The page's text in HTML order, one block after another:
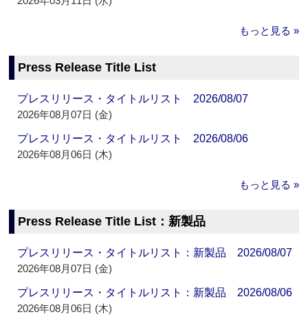
もっと見る »
Press Release Title List
プレスリリース・タイトルリスト 2026/08/07
2026年08月07日 (金)
プレスリリース・タイトルリスト 2026/08/06
2026年08月06日 (木)
もっと見る »
Press Release Title List：新製品
プレスリリース・タイトルリスト：新製品 2026/08/07
2026年08月07日 (金)
プレスリリース・タイトルリスト：新製品 2026/08/06
2026年08月06日 (木)